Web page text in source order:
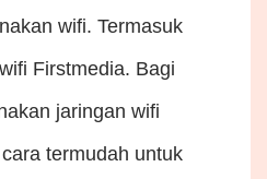
wifi. Termasuk
Firstmedia. Bagi
jaringan wifi
termudah untuk